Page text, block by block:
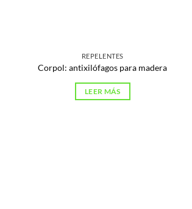
REPELENTES
Corpol: antixilófagos para madera
LEER MÁS